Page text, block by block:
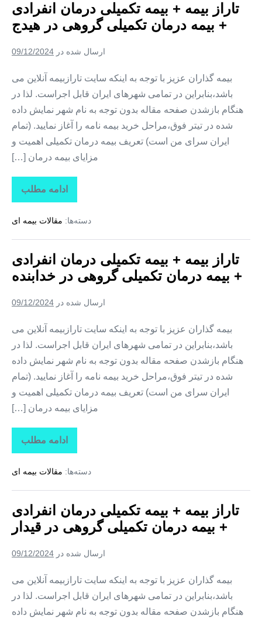
+
بیمه
درمان
تکمیلی
در
قلعه
تاراز بیمه + بیمه تکمیلی درمان انفرادی
+ بیمه درمان تکمیلی گروهی در هیدج
ارسال شده در 09/12/2024
بیمه گذاران عزیز با توجه به اینکه سایت تارازبیمه آنلاین می
باشد،بنابراین در تمامی شهرهای ایران قابل اجراست. لذا در
هنگام بازشدن صفحه مقاله بدون توجه به نام شهر نمایش داده
شده در تیتر فوق،مراحل خرید بیمه نامه را آغاز نمایید. (تمام
ایران سرای من است) تعریف بیمه درمان تکمیلی اهمیت و
مزایای بیمه درمان […]
ادامه مطلب
تاراز
بیمه
بیمه
درمان
+
بیمه
درمان
در
دسته‌ها: مقالات بیمه ای
تاراز بیمه + بیمه تکمیلی درمان انفرادی
+ بیمه درمان تکمیلی گروهی در خدابنده
ارسال شده در 09/12/2024
بیمه گذاران عزیز با توجه به اینکه سایت تارازبیمه آنلاین می
باشد،بنابراین در تمامی شهرهای ایران قابل اجراست. لذا در
هنگام بازشدن صفحه مقاله بدون توجه به نام شهر نمایش داده
شده در تیتر فوق،مراحل خرید بیمه نامه را آغاز نمایید. (تمام
ایران سرای من است) تعریف بیمه درمان تکمیلی اهمیت و
مزایای بیمه درمان […]
ادامه مطلب
تاراز
بیمه
بیمه
درمان
+
بیمه
درمان
تکمیلی
در
دسته‌ها: مقالات بیمه ای
تاراز بیمه + بیمه تکمیلی درمان انفرادی
+ بیمه درمان تکمیلی گروهی در قیدار
ارسال شده در 09/12/2024
بیمه گذاران عزیز با توجه به اینکه سایت تارازبیمه آنلاین می
باشد،بنابراین در تمامی شهرهای ایران قابل اجراست. لذا در
هنگام بازشدن صفحه مقاله بدون توجه به نام شهر نمایش داده